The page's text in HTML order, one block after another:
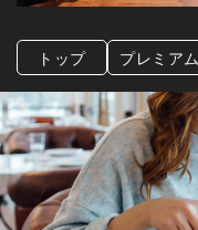
トップ プレミアム